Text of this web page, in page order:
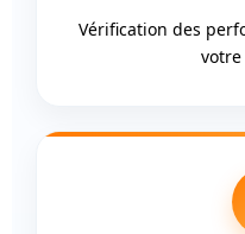
Vérification des